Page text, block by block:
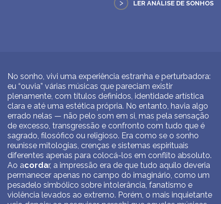
> LER ANÁLISE DE SONHOS
No sonho, vivi uma experiência estranha e perturbadora:
eu “ouvia” várias músicas que pareciam existir
plenamente, com títulos definidos, identidade artística
clara e até uma estética própria. No entanto, havia algo
errado nelas — não pelo som em si, mas pela sensação
de excesso, transgressão e confronto com tudo que é
sagrado, filosófico ou religioso. Era como se o sonho
reunisse mitologias, crenças e sistemas espirituais
diferentes apenas para colocá-los em conflito absoluto.
Ao acordar, a impressão era de que tudo aquilo deveria
permanecer apenas no campo do imaginário, como um
pesadelo simbólico sobre intolerância, fanatismo e
violência levados ao extremo. Porém, o mais inquietante